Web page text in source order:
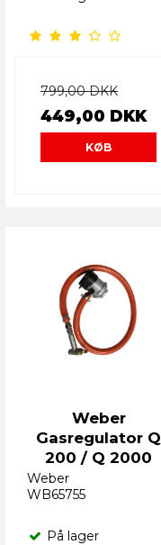
799,00 DKK
449,00 DKK
KØB
Weber
Gasregulator Q
200 / Q 2000
Weber
WB65755
På lager